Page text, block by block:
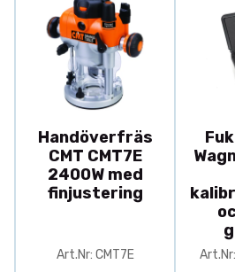
Handöverfräs
CMT CMT7E
2400W med
finjustering
Art.Nr: CMT7E